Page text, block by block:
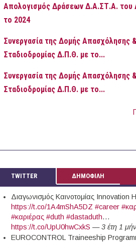
Απολογισμός Δράσεων Δ.Α.ΣΤ.Α. του
το 2024
Συνεργασία της Δομής Απασχόλησης
Σταδιοδρομίας Δ.Π.Θ. με το...
Συνεργασία της Δομής Απασχόλησης
Σταδιοδρομίας Δ.Π.Θ. με το...
TWITTER ΔΗΜΟΦΙΛΗ
Διαγωνισμός Καινοτομίας Innovation
https://t.co/1A4mShA5DZ #career
#καριέρας #duth #dastaduth…
https://t.co/UpU0hwCxkS —3 έτη 1
EUROCONTROL Traineeship